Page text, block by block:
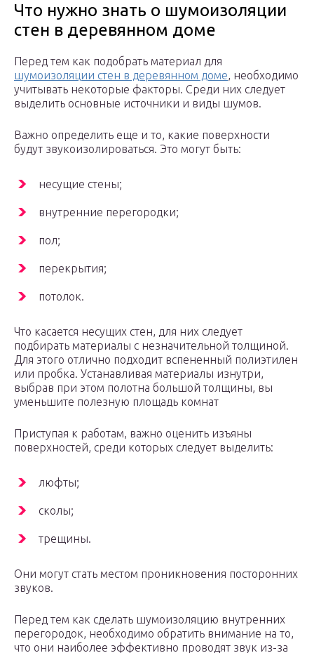
Что нужно знать о шумоизоляции
стен в деревянном доме
Перед тем как подобрать материал для
шумоизоляции стен в деревянном доме, необходимо
учитывать некоторые факторы. Среди них следует
выделить основные источники и виды шумов.
Важно определить еще и то, какие поверхности
будут звукоизолироваться. Это могут быть:
несущие стены;
внутренние перегородки;
пол;
перекрытия;
потолок.
Что касается несущих стен, для них следует
подбирать материалы с незначительной толщиной.
Для этого отлично подходит вспененный полиэтилен
или пробка. Устанавливая материалы изнутри,
выбрав при этом полотна большой толщины, вы
уменьшите полезную площадь комнат
Приступая к работам, важно оценить изъяны
поверхностей, среди которых следует выделить:
люфты;
сколы;
трещины.
Они могут стать местом проникновения посторонних
звуков.
Перед тем как сделать шумоизоляцию внутренних
перегородок, необходимо обратить внимание на то,
что они наиболее эффективно проводят звук из-за